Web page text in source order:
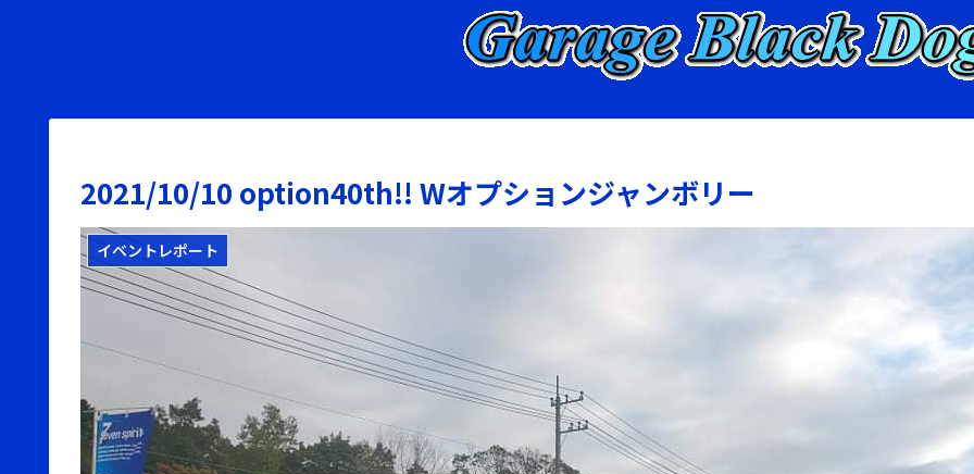
2021/10/10 option40th!! Wオプションジャンボリー
イベントレポート